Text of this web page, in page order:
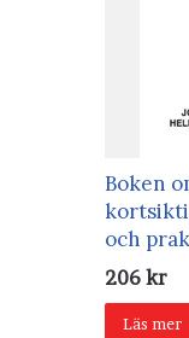
Boken
och
206 kr
Läs mer